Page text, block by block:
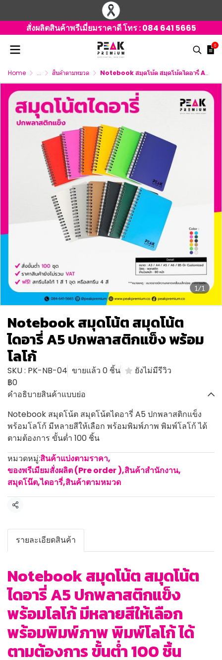
สั่งผลิตสินค้าพรีเมี่ยมราคาดี โทร :084 641 5665
0
Home ... สินค้าตามหมวด Notebook สมุดโน้ต สมุดโน้ตไดอารี่ A5 ปกพลาสติกแข็ง พร้อมโลโก้
1/1
Notebook สมุดโน้ต สมุดโน้ต
ไดอารี่ A5 ปกพลาสติกแข็ง พร้อม
โลโก้
SKU : PK-NB-04 ขายแล้ว 0 ชิ้น
ยังไม่มีรีวิว
฿0
คำอธิบายสินค้าแบบย่อ
Notebook สมุดโน้ต สมุดโน้ตไดอารี่ A5 ปกพลาสติกแข็ง
พร้อมโลโก้ มีหลายสีให้เลือก พร้อมพิมพ์ภาพ พิมพ์โลโก้ ได้
ตามต้องการ ขั้นต่ำ 100 ชิ้น
หมวดหมู่:สินค้าแบ่งตามราคา,
ของพรีเมียมสั่งผลิต (Pre order ),สินค้าสำนักงาน,
สมุดโน๊ต,ไดอารี่,สินค้าตามหมวด
แชร์
รายละเอียดสินค้า
Notebook สมุดโน้ต สมุดโน้ต
ไดอารี่ A5 ปกพลาสติกแข็ง
พร้อมโลโก้ มีหลายสีให้เลือก
พร้อมพิมพ์ภาพ พิมพ์โลโก้ ได้
ตามต้องการ ขั้นต่ำ 100 ชิ้น